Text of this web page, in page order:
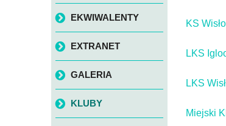
KS
LKS
LKS
Miejski
EKWIWALENTY
EXTRANET
GALERIA
KLUBY